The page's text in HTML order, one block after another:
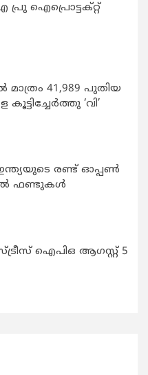
ഐപ്രൊട്ടക്റ്റ്
41,989 പുതിയ
‘വി’
രണ്ട് ഓപ്പണ്‍
ഫണ്ടുകള്‍
ഐപിഒ ആഗസ്റ്റ് 5